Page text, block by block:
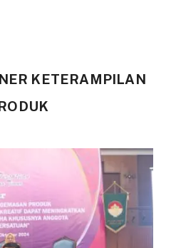
KETERAMPILAN